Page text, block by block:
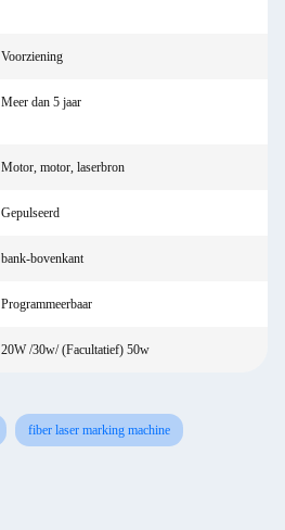
Voorziening
Meer dan 5 jaar
Motor, motor, laserbron
Gepulseerd
bank-bovenkant
Programmeerbaar
20W /30w/ (Facultatief) 50w
fiber laser marking machine